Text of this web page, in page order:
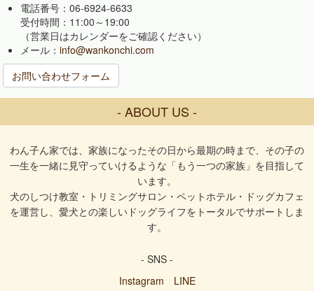
電話番号：06-6924-6633
受付時間：11:00～19:00
（営業日はカレンダーをご確認ください）
メール：info@wankonchi.com
お問い合わせフォーム
- ABOUT US -
わん子ん家では、家族になったその日から最期の時まで、その子の
一生を一緒に見守っていけるような「もう一つの家族」を目指して
います。
犬のしつけ教室・トリミングサロン・ペットホテル・ドッグカフェ
を運営し、愛犬との楽しいドッグライフをトータルでサポートしま
す。
- SNS -
Instagram
LINE